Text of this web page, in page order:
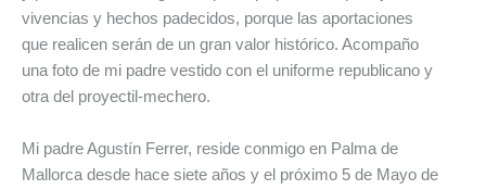
vivencias y hechos padecidos, porque las aportaciones
que realicen serán de un gran valor histórico. Acompaño
una foto de mi padre vestido con el uniforme republicano y
otra del proyectil-mechero.
Mi padre Agustín Ferrer, reside conmigo en Palma de
Mallorca desde hace siete años y el próximo 5 de Mayo de